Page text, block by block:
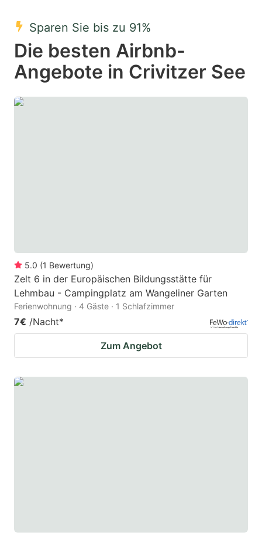
key
to
get
the
keyboard
to
get
the
keyboard
Sparen Sie bis zu 91%
Die besten Airbnb-
Angebote in Crivitzer See
5.0 (1 Bewertung)
Zelt 6 in der Europäischen Bildungsstätte für
Lehmbau - Campingplatz am Wangeliner Garten
Ferienwohnung · 4 Gäste · 1 Schlafzimmer
7€ /Nacht*
Zum Angebot